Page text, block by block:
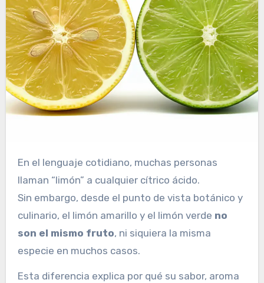
En el lenguaje cotidiano, muchas personas
llaman “limón” a cualquier cítrico ácido.
Sin embargo, desde el punto de vista botánico y
culinario, el limón amarillo y el limón verde no
son el mismo fruto, ni siquiera la misma
especie en muchos casos.
Esta diferencia explica por qué su sabor, aroma